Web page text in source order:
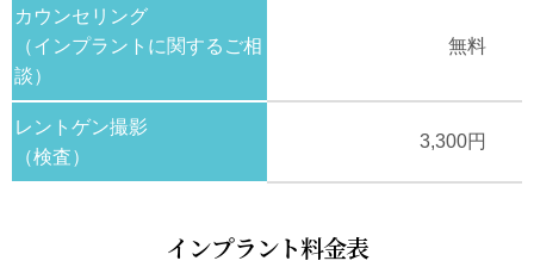
カウンセリング
（インプラントに関するご相
談）
無料
レントゲン撮影
（検査）
3,300円
インプラント料金表